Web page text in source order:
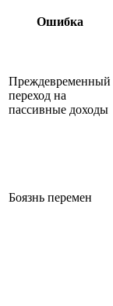
Ошибка
Преждевременный
переход на
пассивные доходы
Боязнь перемен